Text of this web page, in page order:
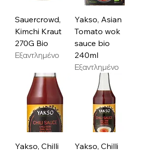
Sauercrowd,
Kimchi Kraut
270G Bio
Εξαντλημένο
Yakso, Asian
Tomato wok
sauce bio
240ml
Εξαντλημένο
Yakso, Chilli
Yakso, Chilli